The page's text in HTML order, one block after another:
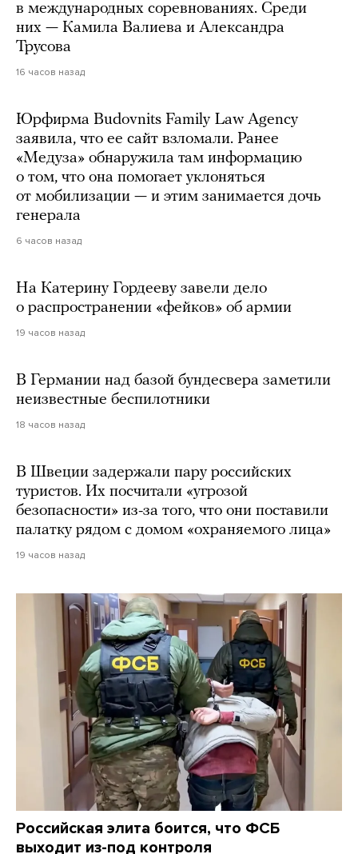
в международных соревнованиях. Среди
них — Камила Валиева и Александра
Трусова
16 часов назад
Юрфирма Budovnits Family Law Agency
заявила, что ее сайт взломали. Ранее
«Медуза» обнаружила там информацию
о том, что она помогает уклоняться
от мобилизации — и этим занимается дочь
генерала
6 часов назад
На Катерину Гордееву завели дело
о распространении «фейков» об армии
19 часов назад
В Германии над базой бундесвера заметили
неизвестные беспилотники
18 часов назад
В Швеции задержали пару российских
туристов. Их посчитали «угрозой
безопасности» из-за того, что они поставили
палатку рядом с домом «охраняемого лица»
19 часов назад
Российская элита боится, что ФСБ
выходит из-под контроля